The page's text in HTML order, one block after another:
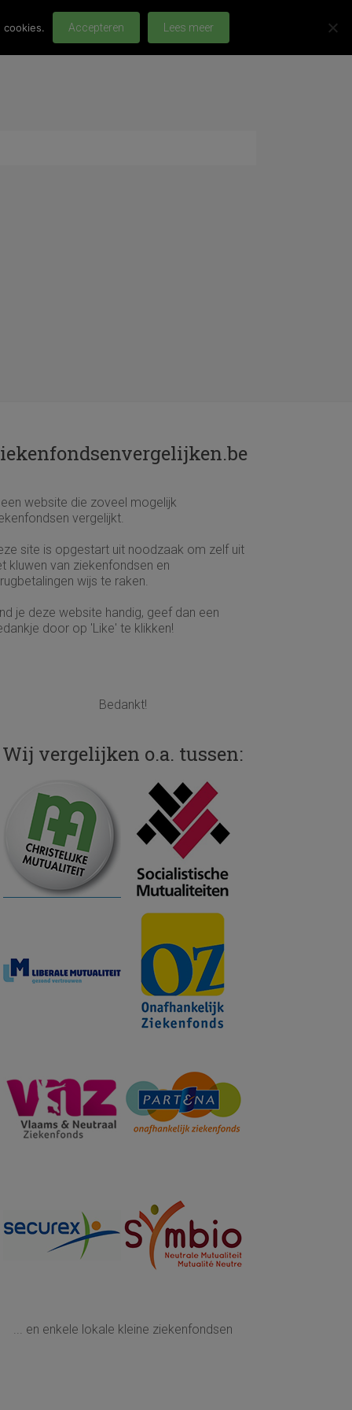
website die zoveel mogelijk
vergelijkt.
site is opgestart uit noodzaak om zelf uit
kluwen van ziekenfondsen en
wijs te raken.
je deze website handig, geef dan een
door op 'Like' te klikken!
Bedankt!
Wij vergelijken o.a. tussen:
... en enkele lokale kleine ziekenfondsen
Accepteren Lees meer